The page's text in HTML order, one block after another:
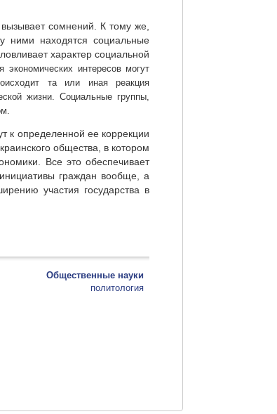
сомнений. К тому же,
ними находятся социальные
характер социальной
экономических интересов могут
та или иная реакция
жизни. Социальные группы,
к определенной ее коррекции
общества, в котором
Все это обеспечивает
граждан вообще, а
участия государства в
Общественные науки
политология